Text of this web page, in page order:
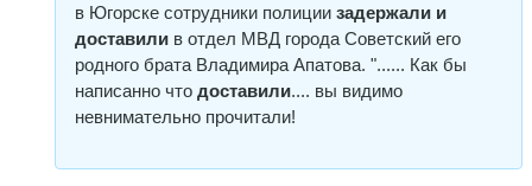
в Югорске сотрудники полиции задержали и
доставили в отдел МВД города Советский его
родного брата Владимира Апатова. "...... Как бы
написанно что доставили.... вы видимо
невнимательно прочитали!